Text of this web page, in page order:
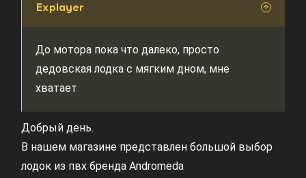
Explayer
До мотора пока что далеко, просто
дедовская лодка с мягким дном, мне
хватает
Добрый день.
В нашем магазине представлен большой выбор
лодок из пвх бренда Andromeda